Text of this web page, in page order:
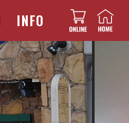
INFO